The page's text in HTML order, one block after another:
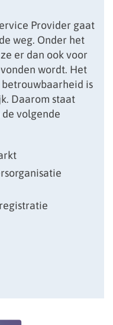
Provider gaat
weg. Onder het
er dan ook voor
wordt. Het
is
Daarom staat
volgende